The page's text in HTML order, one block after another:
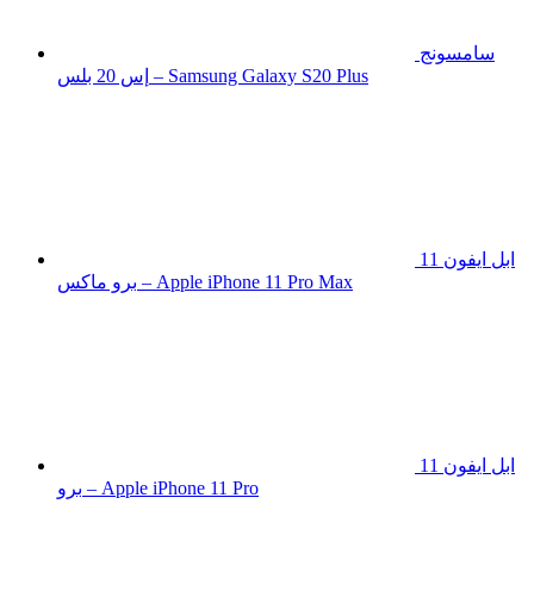
سامسونج
إس 20 بلس – Samsung Galaxy S20 Plus
ابل ايفون 11
برو ماكس – Apple iPhone 11 Pro Max
ابل ايفون 11
برو – Apple iPhone 11 Pro